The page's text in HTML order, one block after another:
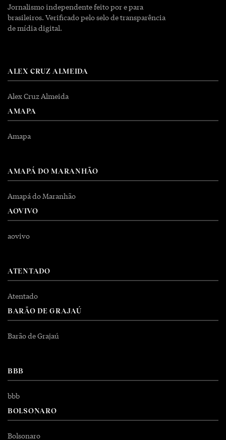
Jornalismo independente feito por e para
brasileiros. Verificado pelo selo de transparência
de mídia digital.
ALEX CRUZ ALMEIDA
Alex Cruz Almeida
AMAPA
Amapa
AMAPÁ DO MARANHÃO
Amapá do Maranhão
AOVIVO
aovivo
ATENTADO
Atentado
BARÃO DE GRAJAÚ
Barão de Grajaú
BBB
bbb
BOLSONARO
Bolsonaro